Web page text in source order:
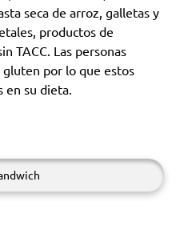
seca de arroz, galletas y
productos de
TACC. Las personas
gluten por lo que estos
en su dieta.